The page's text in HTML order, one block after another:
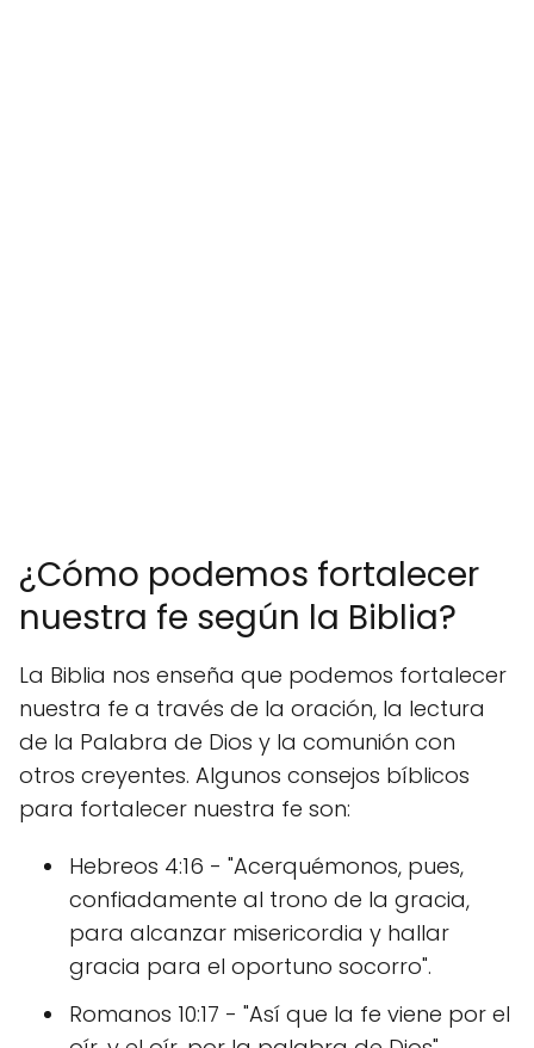
¿Cómo podemos fortalecer
nuestra fe según la Biblia?
La Biblia nos enseña que podemos fortalecer
nuestra fe a través de la oración, la lectura
de la Palabra de Dios y la comunión con
otros creyentes. Algunos consejos bíblicos
para fortalecer nuestra fe son:
Hebreos 4:16 - "Acerquémonos, pues,
confiadamente al trono de la gracia,
para alcanzar misericordia y hallar
gracia para el oportuno socorro".
Romanos 10:17 - "Así que la fe viene por el